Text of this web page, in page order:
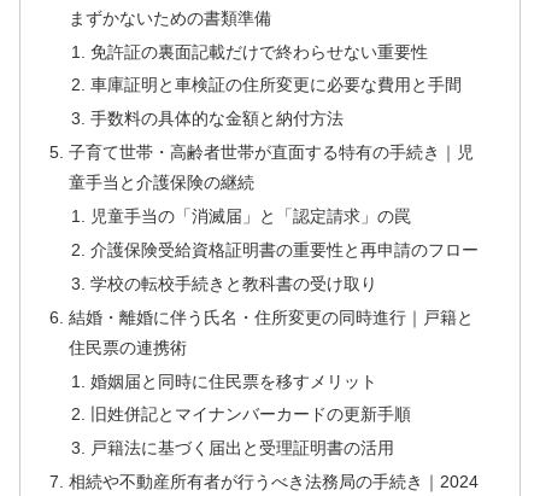
まずかないための書類準備
免許証の裏面記載だけで終わらせない重要性
車庫証明と車検証の住所変更に必要な費用と手間
手数料の具体的な金額と納付方法
子育て世帯・高齢者世帯が直面する特有の手続き｜児
童手当と介護保険の継続
児童手当の「消滅届」と「認定請求」の罠
介護保険受給資格証明書の重要性と再申請のフロー
学校の転校手続きと教科書の受け取り
結婚・離婚に伴う氏名・住所変更の同時進行｜戸籍と
住民票の連携術
婚姻届と同時に住民票を移すメリット
旧姓併記とマイナンバーカードの更新手順
戸籍法に基づく届出と受理証明書の活用
相続や不動産所有者が行うべき法務局の手続き｜2024